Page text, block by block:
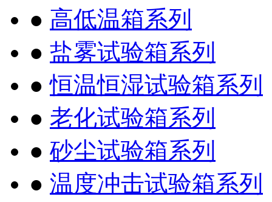
● 高低温箱系列
● 盐雾试验箱系列
●恒温恒湿试验箱系列
● 老化试验箱系列
● 砂尘试验箱系列
● 温度冲击试验箱系列